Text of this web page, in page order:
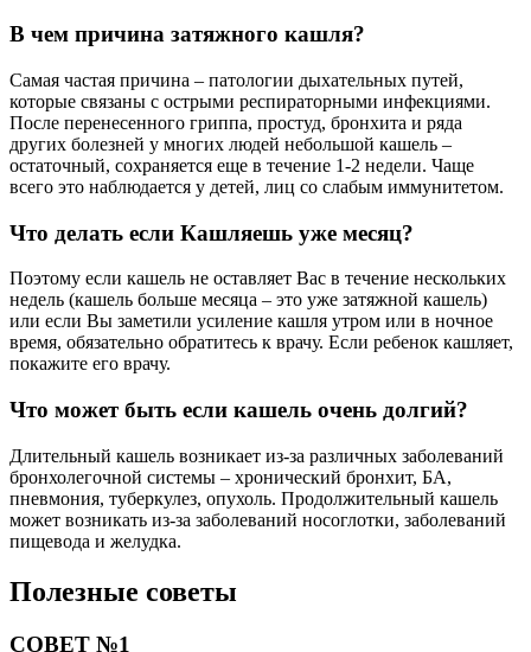
В чем причина затяжного кашля?
Самая частая причина – патологии дыхательных путей,
которые связаны с острыми респираторными инфекциями.
После перенесенного гриппа, простуд, бронхита и ряда
других болезней у многих людей небольшой кашель –
остаточный, сохраняется еще в течение 1-2 недели. Чаще
всего это наблюдается у детей, лиц со слабым иммунитетом.
Что делать если Кашляешь уже месяц?
Поэтому если кашель не оставляет Вас в течение нескольких
недель (кашель больше месяца – это уже затяжной кашель)
или если Вы заметили усиление кашля утром или в ночное
время, обязательно обратитесь к врачу. Если ребенок кашляет,
покажите его врачу.
Что может быть если кашель очень долгий?
Длительный кашель возникает из-за различных заболеваний
бронхолегочной системы – хронический бронхит, БА,
пневмония, туберкулез, опухоль. Продолжительный кашель
может возникать из-за заболеваний носоглотки, заболеваний
пищевода и желудка.
Полезные советы
СОВЕТ №1